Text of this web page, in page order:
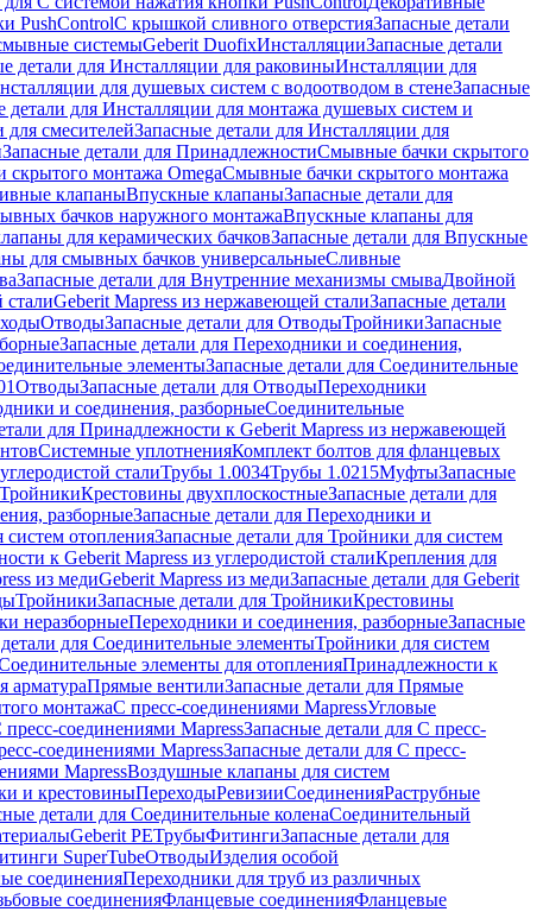
PushControlС крышкой сливного отверстияЗапасные детали
системыGeberit DuofixИнсталляцииЗапасные детали
детали для Инсталляции для раковиныИнсталляции для
для душевых систем с водоотводом в стенеЗапасные
детали для Инсталляции для монтажа душевых систем и
смесителейЗапасные детали для Инсталляции для
Запасные детали для ПринадлежностиСмывные бачки скрытого
монтажа OmegaСмывные бачки скрытого монтажа
клапаныВпускные клапаныЗапасные детали для
бачков наружного монтажаВпускные клапаны для
для керамических бачковЗапасные детали для Впускные
для смывных бачков универсальныеСливные
Запасные детали для Внутренние механизмы смываДвойной
сталиGeberit Mapress из нержавеющей сталиЗапасные детали
ОтводыЗапасные детали для ОтводыТройникиЗапасные
Запасные детали для Переходники и соединения,
элементыЗапасные детали для Соединительные
ОтводыЗапасные детали для ОтводыПереходники
и соединения, разборныеСоединительные
для Принадлежности к Geberit Mapress из нержавеющей
Системные уплотненияКомплект болтов для фланцевых
сталиТрубы 1.0034Трубы 1.0215МуфтыЗапасные
Крестовины двухплоскостныеЗапасные детали для
разборныеЗапасные детали для Переходники и
отопленияЗапасные детали для Тройники для систем
к Geberit Mapress из углеродистой сталиКрепления для
из медиGeberit Mapress из медиЗапасные детали для Geberit
ТройникиЗапасные детали для ТройникиКрестовины
неразборныеПереходники и соединения, разборныеЗапасные
для Соединительные элементыТройники для систем
элементы для отопленияПринадлежности к
арматураПрямые вентилиЗапасные детали для Прямые
монтажаС пресс-соединениями MapressУгловые
пресс-соединениями MapressЗапасные детали для С пресс-
соединениями MapressЗапасные детали для С пресс-
MapressВоздушные клапаны для систем
и крестовиныПереходыРевизииСоединенияРаструбные
детали для Соединительные коленаСоединительный
Geberit PEТрубыФитингиЗапасные детали для
SuperTubeОтводыИзделия особой
соединенияПереходники для труб из различных
соединенияФланцевые соединенияФланцевые